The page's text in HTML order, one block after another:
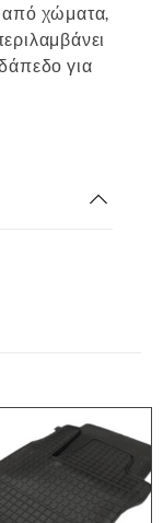
από χώματα,
για